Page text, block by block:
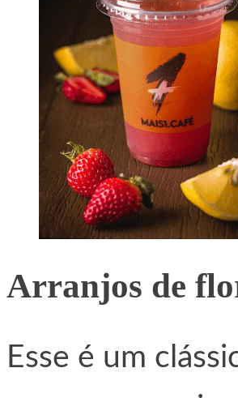
Arranjos de
Esse é um